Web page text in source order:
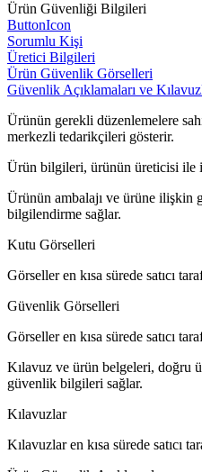
Ürün Güvenliği Bilgileri
ButtonIcon
Sorumlu Kişi
Üretici Bilgileri
Ürün Güvenlik Görselleri
Güvenlik Açıklamaları ve
Ürünün gerekli düzenlemelere
merkezli tedarikçileri gösterir.
Ürün bilgileri, ürünün üreticisi ile
Ürünün ambalajı ve ürüne ilişkin
bilgilendirme sağlar.
Kutu Görselleri
Görseller en kısa sürede satıcı
Güvenlik Görselleri
Görseller en kısa sürede satıcı
Kılavuz ve ürün belgeleri, doğru
güvenlik bilgileri sağlar.
Kılavuzlar
Kılavuzlar en kısa sürede satıcı